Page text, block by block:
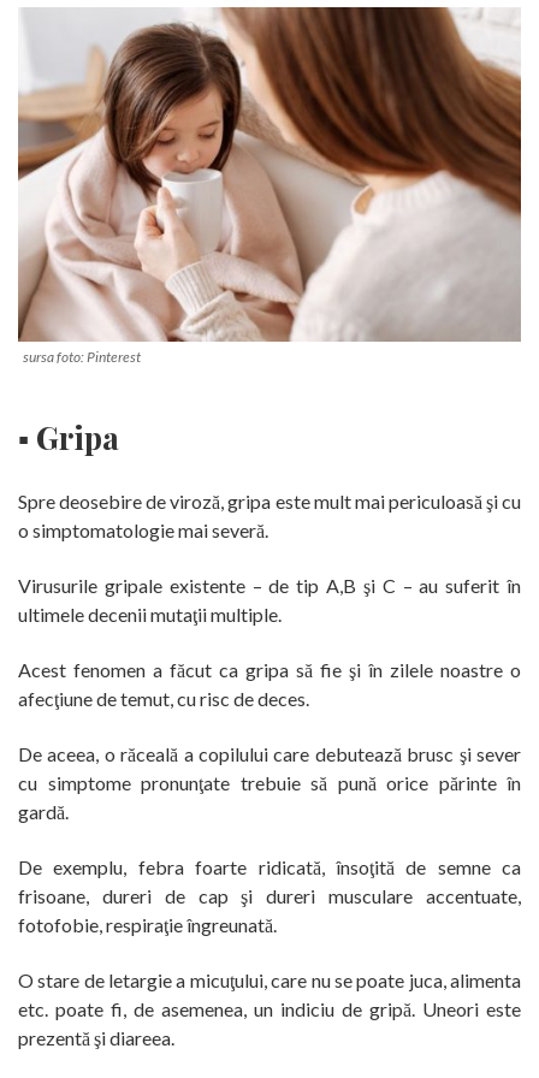
sursa foto: Pinterest
▪ Gripa
Spre deosebire de viroză, gripa este mult mai periculoasă şi cu
o simptomatologie mai severă.
Virusurile gripale existente – de tip A,B şi C – au suferit în
ultimele decenii mutaţii multiple.
Acest fenomen a făcut ca gripa să fie şi în zilele noastre o
afecţiune de temut, cu risc de deces.
De aceea, o răceală a copilului care debutează brusc şi sever
cu simptome pronunţate trebuie să pună orice părinte în
gardă.
De exemplu, febra foarte ridicată, însoţită de semne ca
frisoane, dureri de cap şi dureri musculare accentuate,
fotofobie, respiraţie îngreunată.
O stare de letargie a micuţului, care nu se poate juca, alimenta
etc. poate fi, de asemenea, un indiciu de gripă. Uneori este
prezentă şi diareea.